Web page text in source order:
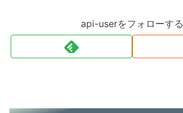
api-userをフォローする